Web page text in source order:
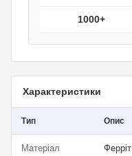
1000+
Характеристики
Тип Опис
Матеріал Ферріт